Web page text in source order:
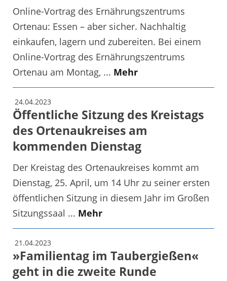
Online-Vortrag des Ernährungszentrums
Ortenau: Essen – aber sicher. Nachhaltig
einkaufen, lagern und zubereiten. Bei einem
Online-Vortrag des Ernährungszentrums
Ortenau am Montag, ... Mehr
24.04.2023
Öffentliche Sitzung des Kreistags
des Ortenaukreises am
kommenden Dienstag
Der Kreistag des Ortenaukreises kommt am
Dienstag, 25. April, um 14 Uhr zu seiner ersten
öffentlichen Sitzung in diesem Jahr im Großen
Sitzungssaal ... Mehr
21.04.2023
»Familientag im Taubergießen«
geht in die zweite Runde